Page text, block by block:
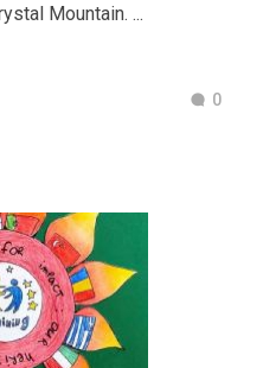
Mountain. ...
0